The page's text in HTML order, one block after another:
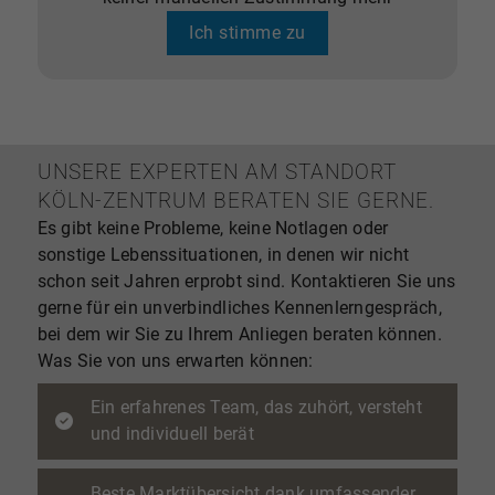
Marktkenntnis und moderne
Vermarktungsmethoden mit der Überzeugung, dass
jede Immobilie eine Strategie verdient, die so
Und wir freuen uns darauf, auch Sie auf diesem
Weg zu begleiten und zu überzeugen.Verkaufen
auch Sie mit einem Partner, der Erfahrung und
Empathie vereint –
mit Dr. OEBELS + partner, den Besten in Ihrer Region.
✔ Über40 Jahre Erfahrungin der
Immobilienvermittlung
✔Fundierte regionale Marktkenntnis
Marktdurchdringung
✔Professionelle Vermarktungmit Tradition und
Innovation
✔Unabhängig & erfolgsbasiert– Honorierung nur
im Erfolgsfall
Ich stimme zu
UNSERE EXPERTEN AM STANDORT
KÖLN-ZENTRUM BERATEN SIE GERNE.
Es gibt keine Probleme, keine Notlagen oder
sonstige Lebenssituationen, in denen wir nicht
schon seit Jahren erprobt sind. Kontaktieren Sie uns
gerne für ein unverbindliches Kennenlerngespräch,
bei dem wir Sie zu Ihrem Anliegen beraten können.
Was Sie von uns erwarten können:
Ein erfahrenes Team, das zuhört, versteht
und individuell berät